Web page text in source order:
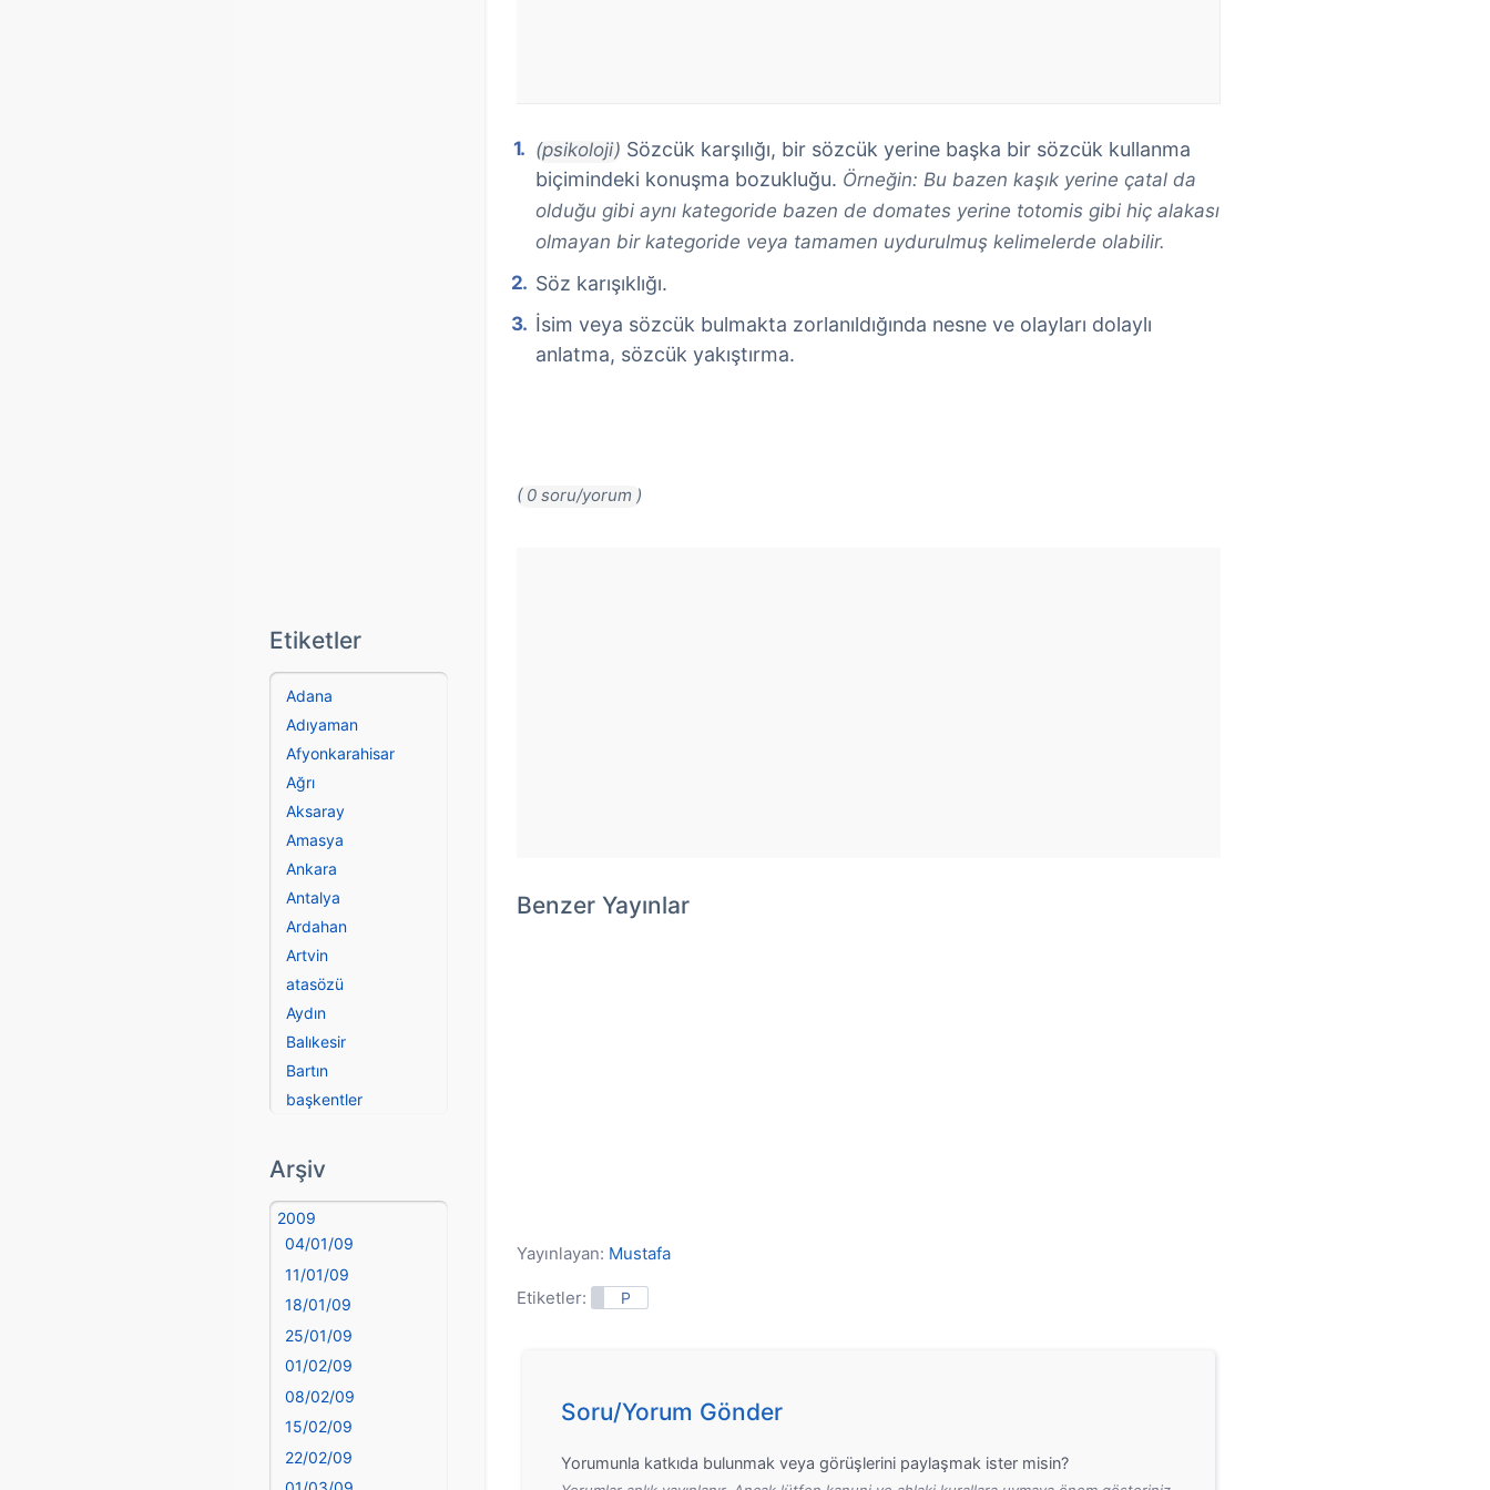
(psikoloji) Sözcük karşılığı, bir sözcük yerine başka bir sözcük kullanma
biçimindeki konuşma bozukluğu. Örneğin: Bu bazen kaşık yerine çatal da
olduğu gibi aynı kategoride bazen de domates yerine totomis gibi hiç alakası
olmayan bir kategoride veya tamamen uydurulmuş kelimelerde olabilir.
Söz karışıklığı.
İsim veya sözcük bulmakta zorlanıldığında nesne ve olayları dolaylı
anlatma, sözcük yakıştırma.
( 0 soru/yorum )
Benzer Yayınlar
Yayınlayan: Mustafa
Etiketler: P
Soru/Yorum Gönder
Yorumunla katkıda bulunmak veya görüşlerini paylaşmak ister misin?
Etiketler
Adana
Adıyaman
Afyonkarahisar
Ağrı
Aksaray
Amasya
Ankara
Antalya
Ardahan
Artvin
atasözü
Aydın
Balıkesir
Bartın
başkentler
Bayburt
Bilecik
Bingöl
Bitlis
Bolu
Burdur
Bursa
Çanakkale
Çankırı
Çorum
Arşiv
2009
04/01/09
11/01/09
18/01/09
25/01/09
01/02/09
08/02/09
15/02/09
22/02/09